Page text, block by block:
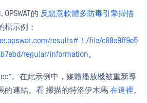
的 反惡意軟體多防毒引擎掃描
檔示例：
results#！/file/c88e9ff9e5
regular/information。
。在此示例中，媒體播放機被重新導
的連結。看 掃描的特洛伊木馬 在這裡。